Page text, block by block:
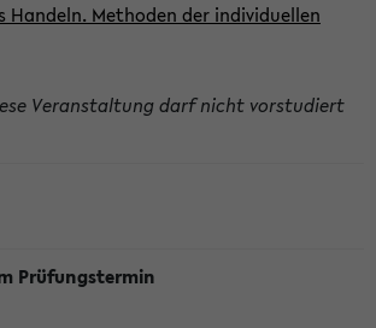
Handeln. Methoden der individuellen
Veranstaltung darf nicht vorstudiert